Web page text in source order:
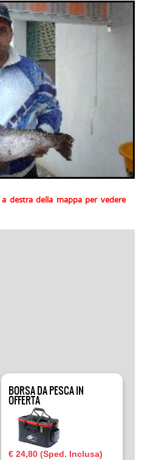
destra della mappa per vedere
BORSA DA PESCA IN
OFFERTA
€ 24,80 (Sped. Inclusa)